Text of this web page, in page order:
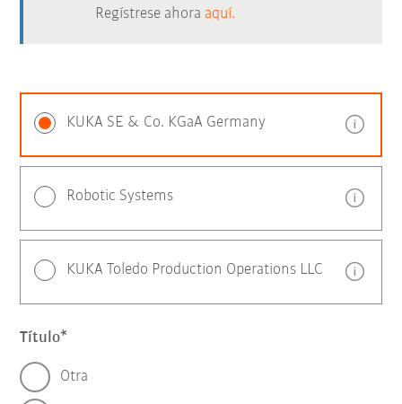
Regístrese ahora aquí.
KUKA SE & Co. KGaA Germany
Robotic Systems
KUKA Toledo Production Operations LLC
Título
Otra